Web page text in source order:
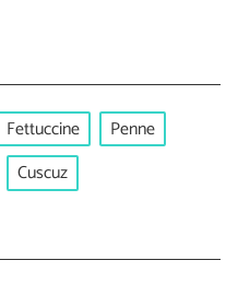
Fettuccine
Penne
Cuscuz